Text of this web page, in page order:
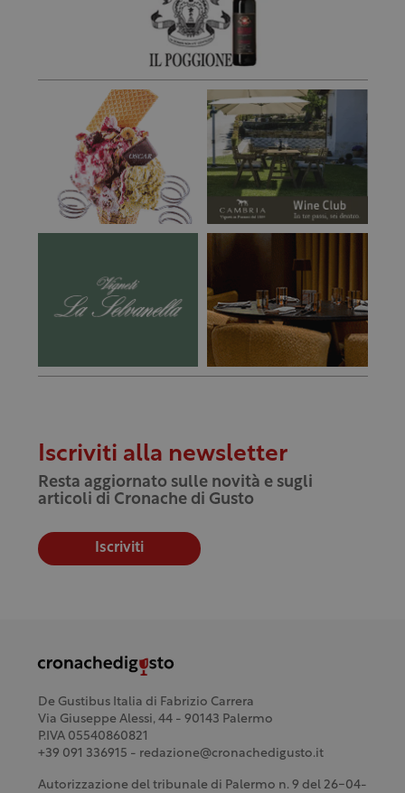
Iscriviti alla newsletter
Resta aggiornato sulle novità e sugli
articoli di Cronache di Gusto
Iscriviti
De Gustibus Italia di Fabrizio Carrera
Via Giuseppe Alessi, 44 - 90143 Palermo
P.IVA 05540860821
+39 091 336915 - redazione@cronachedigusto.it
Autorizzazione del tribunale di Palermo n. 9 del 26-04-